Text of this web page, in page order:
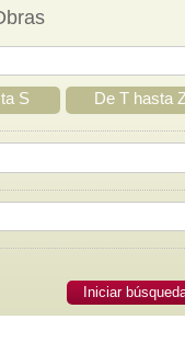
S De T hasta
Iniciar